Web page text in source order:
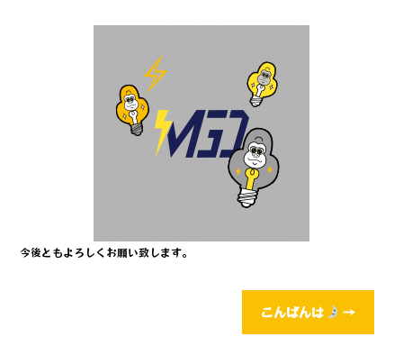
it e
今後ともよろしくお願い致します。
こんばんは →